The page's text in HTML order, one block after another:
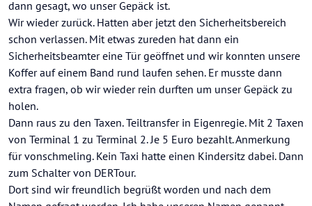
dann gesagt, wo unser Gepäck ist.
Wir wieder zurück. Hatten aber jetzt den Sicherheitsbereich
schon verlassen. Mit etwas zureden hat dann ein
Sicherheitsbeamter eine Tür geöffnet und wir konnten unsere
Koffer auf einem Band rund laufen sehen. Er musste dann
extra fragen, ob wir wieder rein durften um unser Gepäck zu
holen.
Dann raus zu den Taxen. Teiltransfer in Eigenregie. Mit 2 Taxen
von Terminal 1 zu Terminal 2. Je 5 Euro bezahlt. Anmerkung
für vonschmeling. Kein Taxi hatte einen Kindersitz dabei. Dann
zum Schalter von DERTour.
Dort sind wir freundlich begrüßt worden und nach dem